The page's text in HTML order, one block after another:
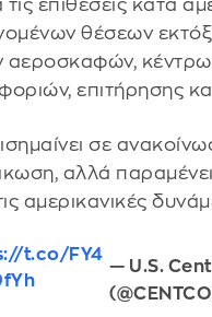
τις επιθέσεις κατά
θέσεων
επιτήρησης
σε
αλλά
αμερικανικές
t.co/FY4
— U.S.